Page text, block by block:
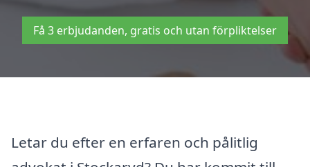
Få 3 erbjudanden, gratis och utan förpliktelser
Letar du efter en erfaren och pålitlig